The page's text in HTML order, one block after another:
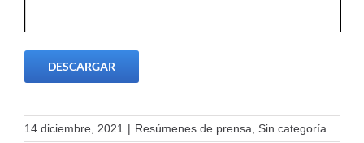
DESCARGAR
14 diciembre, 2021 | Resúmenes de prensa, Sin categoría